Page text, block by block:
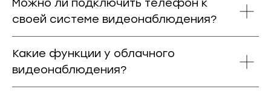
Можно ли подключить телефон к
своей системе видеонаблюдения?
Какие функции у облачного
видеонаблюдения?